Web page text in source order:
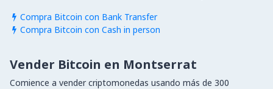
 Compra Bitcoin con Bank Transfer
 Compra Bitcoin con Cash in person
Vender Bitcoin en Montserrat
Comience a vender criptomonedas usando más de 300